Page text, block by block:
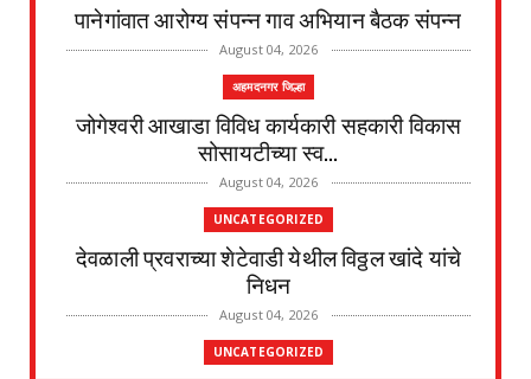
पानेगांवात आरोग्य संपन्न गाव अभियान बैठक संपन्न
August 04, 2026
अहमदनगर जिल्हा
जोगेश्वरी आखाडा विविध कार्यकारी सहकारी विकास
सोसायटीच्या स्व...
August 04, 2026
UNCATEGORIZED
देवळाली प्रवराच्या शेटेवाडी येथील विठ्ठल खांदे यांचे
निधन
August 04, 2026
UNCATEGORIZED